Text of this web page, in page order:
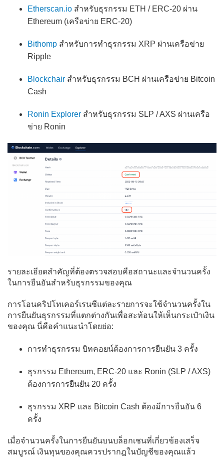
Etherscan.io สำหรับธุรกรรม ETH / ERC-20 ผ่าน
Ethereum (เครือข่าย ERC-20)
Bithomp สำหรับการทำธุรกรรม XRP ผ่านเครือข่าย
Ripple
Blockchair สำหรับธุรกรรม BCH ผ่านเครือข่าย Bitcoin
Cash
Ronin Explorer สำหรับธุรกรรม SLP / AXS ผ่านเครือ
ข่าย Ronin
รายละเอียดสำคัญที่ต้องตรวจสอบคือสถานะและจำนวนครั้ง
ในการยืนยันสำหรับธุรกรรมของคุณ
การโอนคริปโทเคอร์เรนซีแต่ละรายการจะใช้จำนวนครั้งใน
การยืนยันธุรกรรมที่แตกต่างกันเพื่อสะท้อนให้เห็นกระเป๋าเงิน
ของคุณ นี่คือคำแนะนำโดยย่อ:
การทำธุรกรรม บิทคอยน์ต้องการการยืนยัน 3 ครั้ง
ธุรกรรม Ethereum, ERC-20 และ Ronin (SLP / AXS)
ต้องการการยืนยัน 20 ครั้ง
ธุรกรรม XRP และ Bitcoin Cash ต้องมีการยืนยัน 6
ครั้ง
เมื่อจำนวนครั้งในการยืนยันบนบล็อกเชนที่เกี่ยวข้องเสร็จ
สมบูรณ์ เงินทุนของคุณควรปรากฎในบัญชีของคุณแล้ว